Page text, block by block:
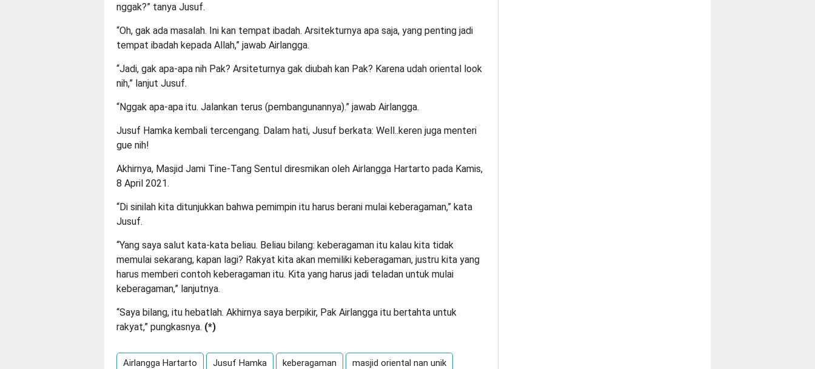
nggak?” tanya Jusuf.
“Oh, gak ada masalah. Ini kan tempat ibadah. Arsitekturnya apa saja, yang penting jadi
tempat ibadah kepada Allah,” jawab Airlangga.
“Jadi, gak apa-apa nih Pak? Arsiteturnya gak diubah kan Pak? Karena udah oriental look
nih,” lanjut Jusuf.
“Nggak apa-apa itu. Jalankan terus (pembangunannya).” jawab Airlangga.
Jusuf Hamka kembali tercengang. Dalam hati, Jusuf berkata: Well..keren juga menteri
gue nih!
Akhirnya, Masjid Jami Tine-Tang Sentul diresmikan oleh Airlangga Hartarto pada Kamis,
8 April 2021.
“Di sinilah kita ditunjukkan bahwa pemimpin itu harus berani mulai keberagaman,” kata
Jusuf.
“Yang saya salut kata-kata beliau. Beliau bilang: keberagaman itu kalau kita tidak
memulai sekarang, kapan lagi? Rakyat kita akan memiliki keberagaman, justru kita yang
harus memberi contoh keberagaman itu. Kita yang harus jadi teladan untuk mulai
keberagaman,” lanjutnya.
“Saya bilang, itu hebatlah. Akhirnya saya berpikir, Pak Airlangga itu bertahta untuk
rakyat,” pungkasnya. (*)
Airlangga Hartarto Jusuf Hamka keberagaman masjid oriental nan unik